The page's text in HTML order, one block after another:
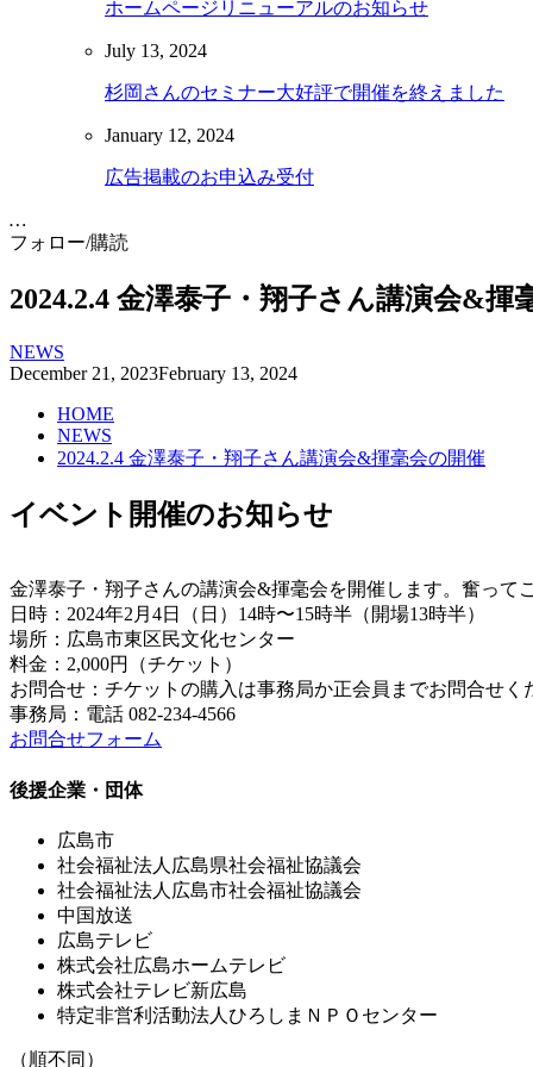
ホームページリニューアルのお知らせ
July 13, 2024
杉岡さんのセミナー大好評で開催を終えました
January 12, 2024
広告掲載のお申込み受付
…
フォロー/購読
2024.2.4 金澤泰子・翔子さん講演会&揮
NEWS
December 21 , 2023February 13, 2024
HOME
NEWS
2024.2.4 金澤泰子・翔子さん講演会&揮毫会の開催
イベント開催のお知らせ
金澤泰子・翔子さんの講演会&揮毫会を開催します。奮って
日時：2024年2月4日（日）14時〜15時半（開場13時半）
場所：広島市東区民文化センター
料金：2,000円（チケット）
お問合せ：チケットの購入は事務局か正会員までお問合せく
事務局：電話 082-234-4566
お問合せフォーム
後援企業・団体
広島市
社会福祉法人広島県社会福祉協議会
社会福祉法人広島市社会福祉協議会
中国放送
広島テレビ
株式会社広島ホームテレビ
株式会社テレビ新広島
特定非営利活動法人ひろしまＮＰＯセンター
（順不同）